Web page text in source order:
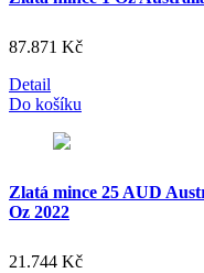
87.871 Kč
Detail
Do košíku
Zlatá mince 25 AUD
Oz 2022
21.744 Kč